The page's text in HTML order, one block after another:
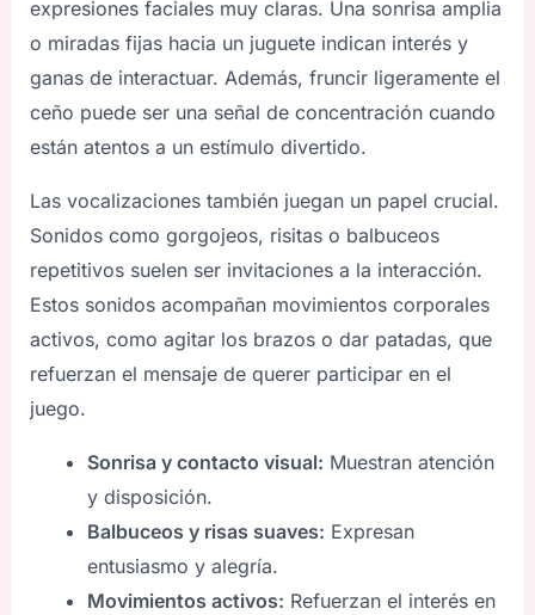
expresiones faciales muy claras. Una sonrisa amplia
o miradas fijas hacia un juguete indican interés y
ganas de interactuar. Además, fruncir ligeramente el
ceño puede ser una señal de concentración cuando
están atentos a un estímulo divertido.
Las vocalizaciones también juegan un papel crucial.
Sonidos como gorgojeos, risitas o balbuceos
repetitivos suelen ser invitaciones a la interacción.
Estos sonidos acompañan movimientos corporales
activos, como agitar los brazos o dar patadas, que
refuerzan el mensaje de querer participar en el
juego.
Sonrisa y contacto visual: Muestran atención
y disposición.
Balbuceos y risas suaves: Expresan
entusiasmo y alegría.
Movimientos activos: Refuerzan el interés en